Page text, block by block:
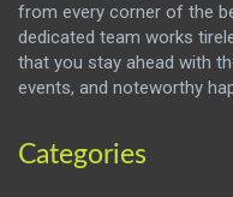
from every corner of the
dedicated team works
that you stay ahead with
events, and noteworthy
Categories